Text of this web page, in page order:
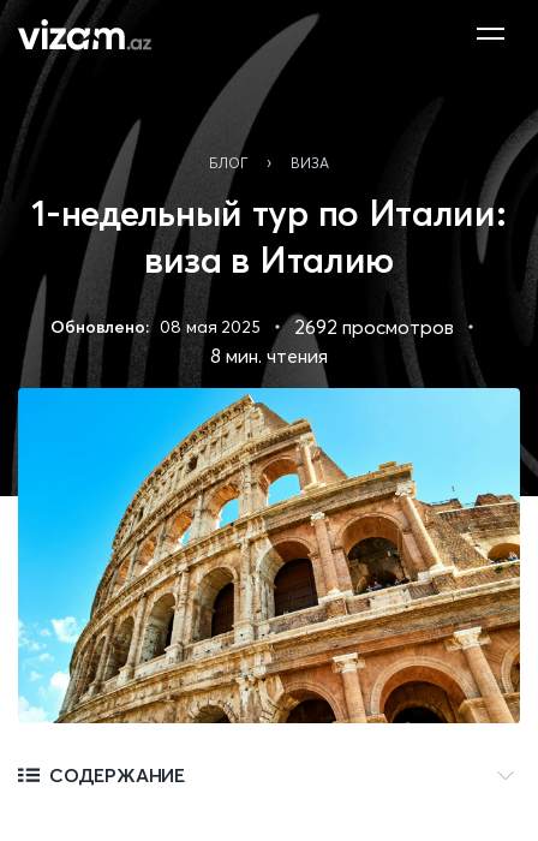
БЛОГ › ВИЗА
1-недельный тур по Италии:
виза в Италию
Обновлено: 08 мая 2025
2692 просмотров
8 мин. чтения
СОДЕРЖАНИЕ